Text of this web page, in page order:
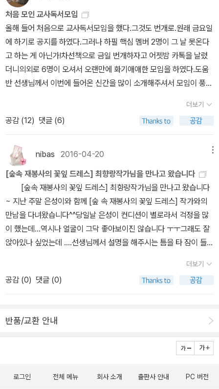
작은책집을 보았습니다》, 《우리말꽃》, 《쉬운 말이 평화》, 《곁말》,
《책숲마실》, 《우리말 수수께끼 동시》, 《시골에서 살림 짓는 즐거움》,
《이오덕 마음 읽기》을 썼다. blog.naver.com/hbooklove
화를 어찌 알고서 때 되면 쪽글을 보낼까? 《숲속 재봉사의 꽃잎 드레
스》를 되새긴다. 작은 바늘꾼은 숲빛에 맞추어 옷을 짓는다고 한다.
더 많이 짓는 옷이 아니라, “한 사람한테 맞는 옷 한 벌”을 짓는다. 벼
슬아치나 임금님이 아닌 수수한 사람은 먼먼 옛날부터 “옷 한 벌”로
살았다. 옷을 굳이 여러 벌 안 지었다. 많이 갖추는 더미는 ‘살림’하고
멀다. 더 값싸게 만드는 뚝딱뚝딱도 살림하고 멀다. 손수 차분히 지으
면서 즐겁게 나누기에 살림이다. 오늘 이 나라가 잊고 등지는 ‘살림’인
터라, 그림책과 어린이책뿐 아니라 어른책과 모든 글에도 살림이 깃
들길 빈다.ㅍㄹㄴ글 : 숲노래·파란놀(최종규). 낱말책을 쓴다. 《풀꽃
세대를 위한 우리말과 문해력》, 《들꽃내음 따라 걷다가 작은책집을
보았습니다》, 《우리말꽃》, 《쉬운 말이 평화》, 《곁말》, 《책숲마실》,
《우리말 수수께끼 동시》, 《시골에서 살림 짓는 즐거움》, 《이오덕 마
음 읽기》을 썼다. blog.naver.com/hbooklove+'1289조' 나랏빚
또 늘었다…나라살림도 90조 적자https://n.news.naver.com/mn
ews/article/018/0006201192?sid=101[속보] 건보공단, 담배회
사 상대 '500억대 손배소' 2심도 패소https://n.news.naver.com/
mnews/article/469/0000909162?sid=102[단독] 중국 '서해
aver.com/mnews/ranking/article/469/0000909070?ntyp
e=RANKING+日서 신은 李 75만 원 운동화 난리났다…“비서 신
발 빌린 것”https://n.news.naver.com/article/021/00027641
(종합)https://n.news.naver.com/mnews/article/001/00158
스로 권위 무너뜨린 도의회https://n.news.naver.com/article/6
처음 모인 교사독서모임
올해 들어 처음으로 교사독서모임을 했다.그것도 번개로.원래 금요일
에 하기로 공지를 하였다.그러나 하필 핵심 멤버 2명이 그 날 못온다
고 하는 게 아닌가!차선책으로 금일 번개하자고 어젯밤 카톡을 날렸
더니의외로 6명이 오셔서 오랜만에 화기애애한 모임을 하였다.도움
반 선생님께서 이번에 들어온 신간을 많이 소개해주셔서 모임이 풍성
가면서 읽는 것이다.그림책 한 권 읽는데 별로 시간이 안 걸리기 때문
에그런 방법이 어떨까 생각해 본 것이다. 1시간 여 동안 무려 8권의
책을 읽었다. 작년에 동학년 샘들한테 왜 독서모임에 안 오는지 단도
직입적으로 물어보니혼자서 책 읽는 것은 좋지만 함께 모여 이야기
나누는 게 부담스럽단다.나처럼 말하는 것 좋아하고 즐기는 사람도
있지만정반대의 성향도 있다는 것을 인정해야겠다 싶다.혼자서 하는
독서보다여럿이 하는 독서가 세상을 바꾼다고 하였는데...지금 회원
중에도말하는 것에 대해 두려움을 가진 분이 있을지 몰라돌아가면서
그림책 읽는 것으로 바꿔본 것이다.엄선된 그림책을 그냥 내 목소리
로 담담히 읽어주는 것은 부담이 덜 되지 않을까 싶어서처음 시도해
봤는데 반응이 좋아 앞으론 이렇게 해볼까 한다. 책이야 나와 도움반
선생님이 골라서 준비하면 되는 것이니까.도움반 선생님은 신춘문예
에 당선된 분이라나보다 훨씬 더 책에 대해 아는 게 많으시다.오늘 소
책을 쭈욱 시리즈로 읽었다.내가 가장 좋아하고 항상 신간을 기다리
맞아들인 책 중에 장애인권 관련 책도 있어서 참 좋았다.통합 학급을
맡다보니 이 쪽 분야도 관심이 많이 간다. 정말 어렵게 만난 모임인데
여러 가지 다양한 그림책을 함께 읽고 들을 수 있어서 뿌듯하다.굳이
더보기
공감 (12) 댓글 (6)
nibas 2016-04-20
[숲속 재봉사의 꽃잎 드레스] 최향랑작가님을 만나고 왔습니다
[숲속 재봉사의 꽃잎 드레스] 최향랑작가님을 만나고 왔습니다
~ 지난 주말 은성이와 함께 [숲 속 재봉사의 꽃잎 드레스] 작가와의
만남을 다녀왔습니다^^당일날 은성이 컨디션이 별로라서 걱정을 많
이 했는데...역시나 얼굴이 그닥 좋아보이진 않습니다 ㅜㅜ그래도 잘
앉아있나 싶었는데 ....선생님께서 설명을 해주시는 틈을 타 잠이 들어
녀소녀한 작가님~~글쓰는 사람과 책은 닮는다던데 그말이 딱 맞았
습니다 ^^선생님을 닮은 인형도 같이 데리고 오셨어요~ 선생님의 책
소개와 제작과정이 끝나고 실습?!시간이 되어은성이를 열심히 깨웠
자!!라고 했더니 벌떡 일어나더군요 ㅋㅋㅋㅋ요렇게 예쁜 꽃들과 가
포 옷에 그림도 그리고~~ 테이프를 이용해서 꽃을 붙여서 완성!! 무
으로 작가님과 사진은 못찍고 얼굴만 쭈굴쭈굴 만들었네요 ㅎㅎ돌아
더보기
공감 (0) 댓글 (0)
반품/교환 안내
로그인 전체 메뉴 회사 소개 출판사 안내 PC 버전